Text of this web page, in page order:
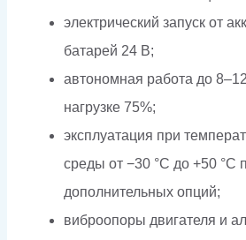
электрический запуск от
батарей 24 В;
автономная работа до
нагрузке 75%;
эксплуатация при
среды от −30 °C до +50 °C
дополнительных опций;
виброопоры двигателя и